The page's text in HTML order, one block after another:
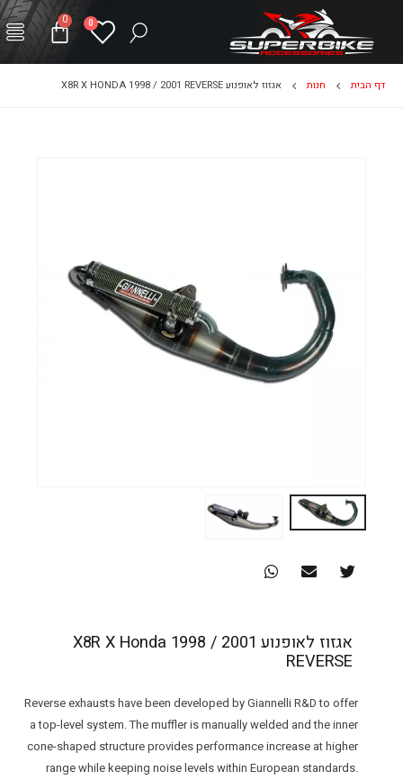
0
0
דף הבית חנות אגזוז לאופנוע X8R X HONDA 1998 / 2001 REVERSE
אגזוז לאופנוע X8R X Honda 1998 / 2001
REVERSE
Reverse exhausts have been developed by Giannelli R&D to offer
a top-level system. The muffler is manually welded and the inner
cone-shaped structure provides performance increase at higher
range while keeping noise levels within European standards.